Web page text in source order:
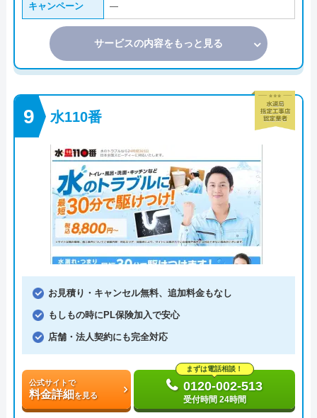
キャンペーン ―
サービスの内容をもっと見る
水110番
お見積り・キャンセル無料、追加料金もなし
もしもの時にPL保険加入で安心
店舗・法人契約にも完全対応
公式サイトで
料金詳細を見る
まずは電話相談！
0120-002-513
受付時間 24時間